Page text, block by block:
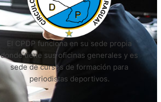
El CPDP funciona en su sede propia
donde tiene sus oficinas generales y es
sede de cursos de formación para
periodistas deportivos.